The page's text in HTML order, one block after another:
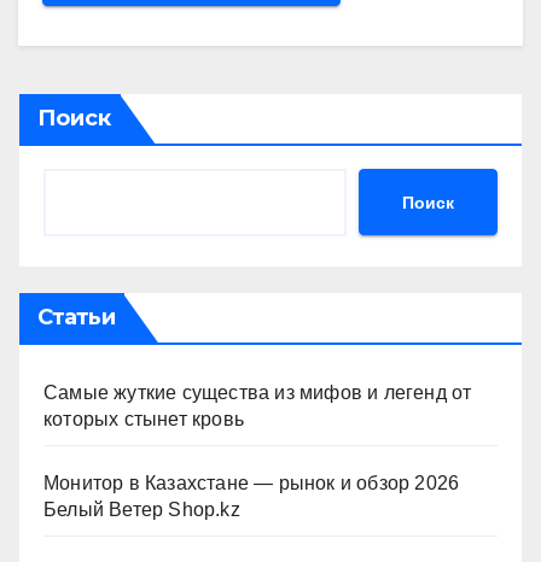
Поиск
Поиск
Статьи
Самые жуткие существа из мифов и легенд от
которых стынет кровь
Монитор в Казахстане — рынок и обзор 2026
Белый Ветер Shop.kz